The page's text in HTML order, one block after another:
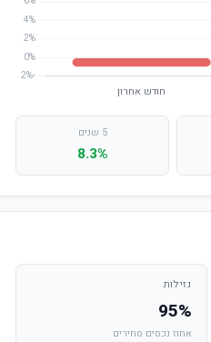
5 שנים
8.3%
נזילות
95%
אחוז נכסים סחירים